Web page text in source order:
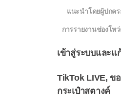
แนะนำโดยผู้ปกคร
การรายงานช่องโห
เข้าสู่ระบบและ
TikTok LIVE, ข
กระเป๋าสตางค์